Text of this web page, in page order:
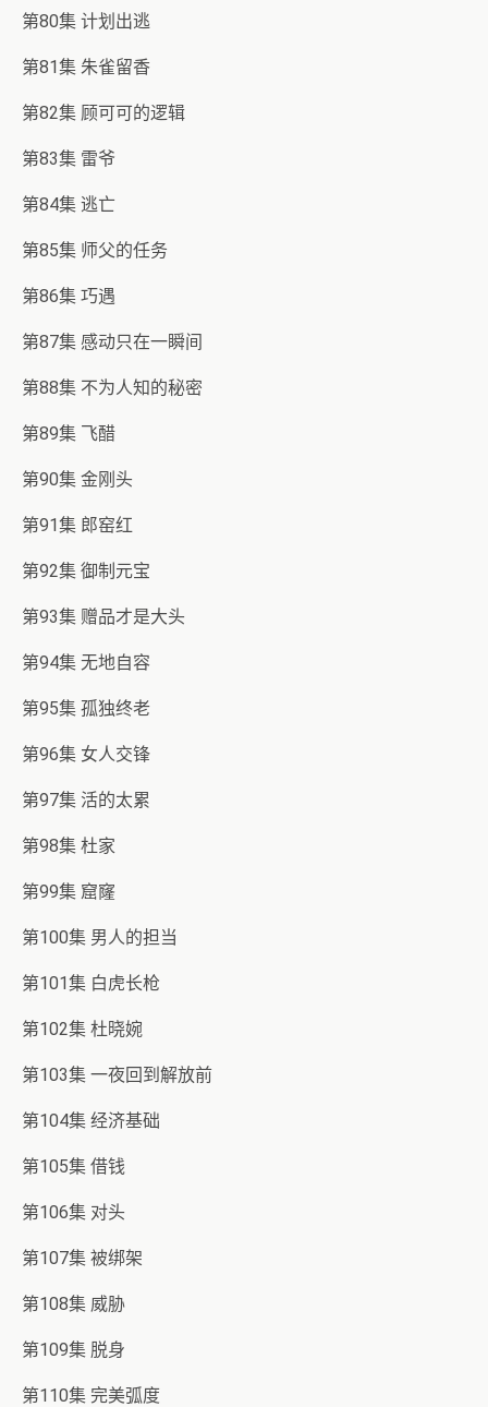
第80集 计划出逃
第81集 朱雀留香
第82集 顾可可的逻辑
第83集 雷爷
第84集 逃亡
第85集 师父的任务
第86集 巧遇
第87集 感动只在一瞬间
第88集 不为人知的秘密
第89集 飞醋
第90集 金刚头
第91集 郎窑红
第92集 御制元宝
第93集 赠品才是大头
第94集 无地自容
第95集 孤独终老
第96集 女人交锋
第97集 活的太累
第98集 杜家
第99集 窟窿
第100集 男人的担当
第101集 白虎长枪
第102集 杜晓婉
第103集 一夜回到解放前
第104集 经济基础
第105集 借钱
第106集 对头
第107集 被绑架
第108集 威胁
第109集 脱身
第110集 完美弧度